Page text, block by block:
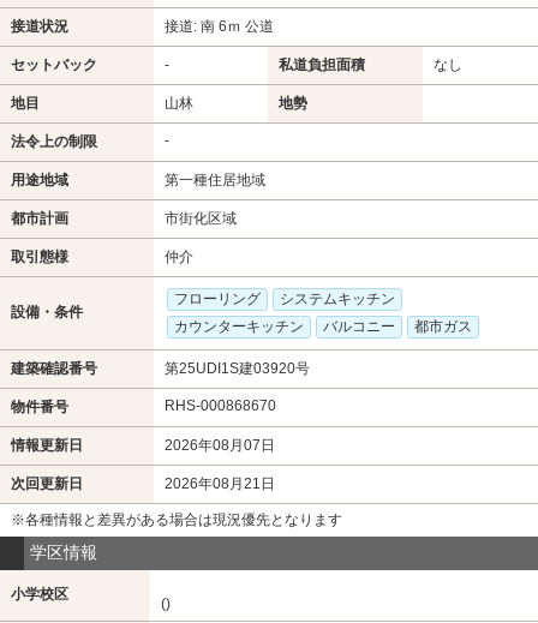
接道状況 接道: 南 6ｍ 公道
セットバック - 私道負担面積 なし
地目 山林 地勢
法令上の制限 -
用途地域 第一種住居地域
都市計画 市街化区域
取引態様 仲介
設備・条件
フローリング
システムキッチン
カウンターキッチン
バルコニー 都市ガス
建築確認番号 第25UDI1S建03920号
物件番号 RHS-000868670
情報更新日 2026年08月07日
次回更新日 2026年08月21日
※各種情報と差異がある場合は現況優先となります
学区情報
小学校区
()